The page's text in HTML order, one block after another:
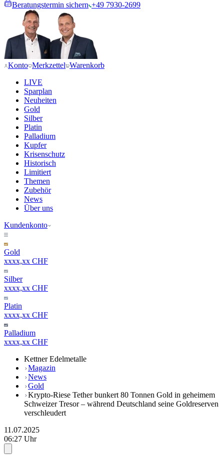
Beratungstermin sichern +49 7930-2699
Konto Merkzettel Warenkorb
LIVE
Sparplan
Neuheiten
Gold
Silber
Platin
Palladium
Kupfer
Krisenschutz
Historisch
Limitiert
Themen
Zubehör
News
Über uns
Kundenkonto
Gold
xxxx,xx CHF
Silber
xxxx,xx CHF
Platin
xxxx,xx CHF
Palladium
xxxx,xx CHF
Kettner Edelmetalle
Magazin
News
Gold
Krypto-Riese Tether bunkert 80 Tonnen Gold in geheimem
Schweizer Tresor – während Deutschland seine Goldreserven
verschleudert
11.07.2025
06:27 Uhr